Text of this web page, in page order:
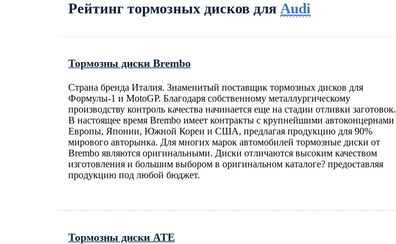
Рейтинг тормозных дисков для Audi
Тормозны диски Brembo
Страна бренда Италия. Знаменитый поставщик тормозных дисков для
Формулы-1 и MotoGP. Благодаря собственному металлургическому
производству контроль качества начинается еще на стадии отливки заготовок.
В настоящее время Brembo имеет контракты с крупнейшими автоконцернами
Европы, Японии, Южной Кореи и США, предлагая продукцию для 90%
мирового авторынка. Для многих марок автомобилей тормозные диски от
Brembo являются оригинальными. Диски отличаются высоким качеством
изготовления и большим выбором в оригинальном каталоге? предоставляя
продукцию под любой бюджет.
Тормозны диски ATE